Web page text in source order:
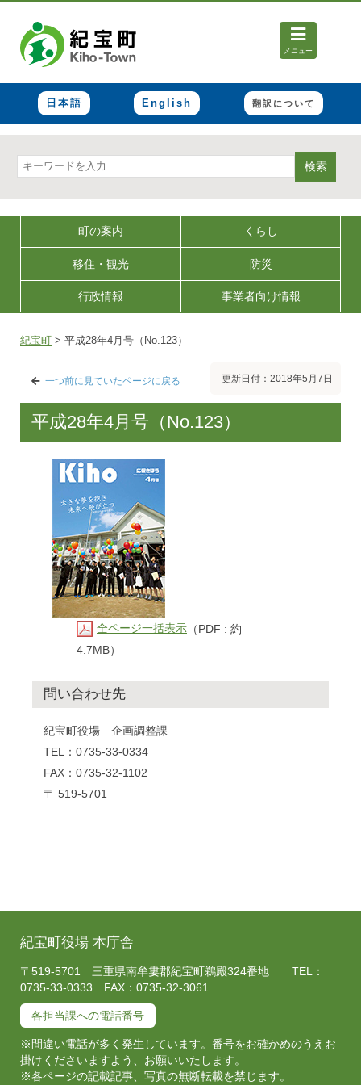
メニュー
日本語 English 翻訳について
検索
町の案内 くらし
移住・観光 防災
行政情報 事業者向け情報
紀宝町 > 平成28年4月号（No.123）
一つ前に見ていたページに戻る 更新日付：2018年5月7日
平成28年4月号（No.123）
全ページ一括表示 （PDF : 約
4.7MB）
問い合わせ先
紀宝町役場 企画調整課
TEL：0735-33-0334
FAX：0735-32-1102
〒 519-5701
紀宝町役場 本庁舎
〒519-5701 三重県南牟婁郡紀宝町鵜殿324番地 TEL：
0735-33-0333 FAX：0735-32-3061
各担当課への電話番号
※間違い電話が多く発生しています。番号をお確かめのうえお
掛けくださいますよう、お願いいたします。
※各ページの記載記事、写真の無断転載を禁じます。